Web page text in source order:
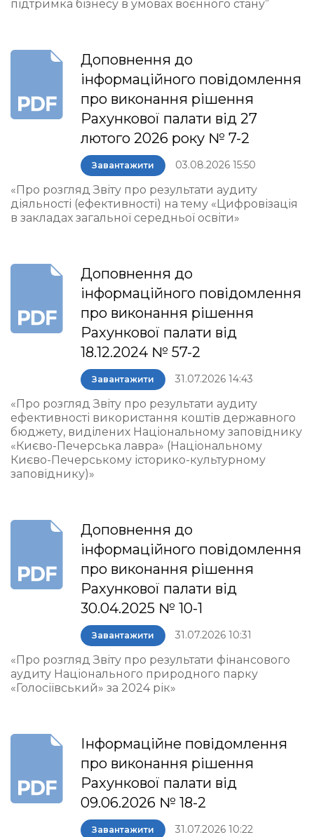
підтримка бізнесу в умовах воєнного стану”
Доповнення до
інформаційного повідомлення
про виконання рішення
Рахункової палати від 27
лютого 2026 року № 7-2
Завантажити 03.08.2026 15:50
«Про розгляд Звіту про результати аудиту
діяльності (ефективності) на тему «Цифровізація
в закладах загальної середньої освіти»
Доповнення до
інформаційного повідомлення
про виконання рішення
Рахункової палати від
18.12.2024 № 57-2
Завантажити 31.07.2026 14:43
«Про розгляд Звіту про результати аудиту
ефективності використання коштів державного
бюджету, виділених Національному заповіднику
«Києво-Печерська лавра» (Національному
Києво-Печерському історико-культурному
заповіднику)»
Доповнення до
інформаційного повідомлення
про виконання рішення
Рахункової палати від
30.04.2025 № 10-1
Завантажити 31.07.2026 10:31
«Про розгляд Звіту про результати фінансового
аудиту Національного природного парку
«Голосіївський» за 2024 рік»
Інформаційне повідомлення
про виконання рішення
Рахункової палати від
09.06.2026 № 18-2
Завантажити 31.07.2026 10:22